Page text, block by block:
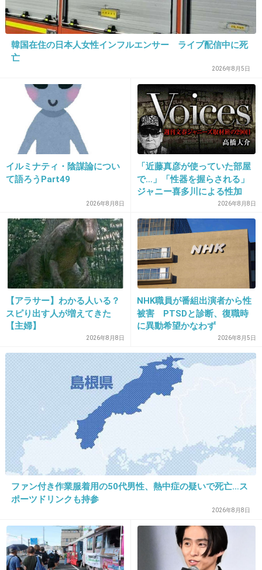
それ上沼恵美子の発言じゃん。
パクるのやめよ
1件の返信
2026/06/03(水) 14:51:17
>>2
わがままな人が増えすぎぃ
3件の返信
+190 -0
20. 匿名 2026/06/03(水) 14:51:22
>>2
逆に私は、友人レジ並んて前がこの人なら
自分がさっさとセルフレジ行ったらそれで済む
なーと思ったわ
-7
21. 匿名 2026/06/03(水) 14:51:24
つまらん
-1
>>4
段ボール３つ分は余裕
韓国在住の日本人女性インフルエンサー ライブ配信中に死
亡
2026年8月5日
イルミナティ・陰謀論につい
て語ろうPart49
2026年8月8日
「近藤真彦が使っていた部屋
で…」「性器を握らされる」
ジャニー喜多川による性加
害、語り始めた被害者たち
《徹底取材の裏側》
2026年8月8日
【アラサー】わかる人いる？
スピり出す人が増えてきた
【主婦】
2026年8月8日
NHK職員が番組出演者から性
被害 PTSDと診断、復職時
に異動希望かなわず
2026年8月5日
ファン付き作業服着用の50代男性、熱中症の疑いで死亡…ス
ポーツドリンクも持参
2026年8月8日